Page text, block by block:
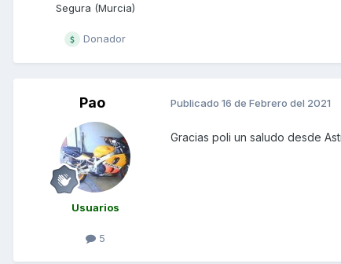
Segura (Murcia)
Donador
Pao
Usuarios
5
Publicado 16 de Febrero del 2021
Gracias poli un saludo desde